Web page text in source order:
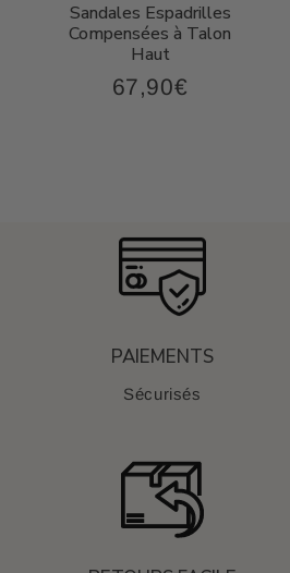
Sandales Espadrilles
Compensées à Talon
Haut
Prix
67,90€
PAIEMENTS
Sécurisés